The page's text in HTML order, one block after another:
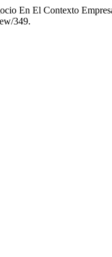
En El Contexto
349.